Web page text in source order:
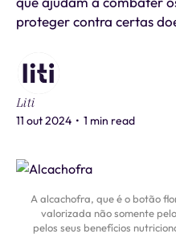
proteger contra certas
Liti
11 out 2024 • 1 min read
A alcachofra, que é o botão
valorizada não somente
pelos seus benefícios